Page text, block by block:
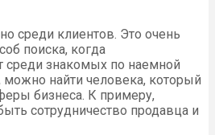
среди клиентов. Это очень
поиска, когда
среди знакомых по наемной
можно найти человека, который
бизнеса. К примеру,
сотрудничество продавца и